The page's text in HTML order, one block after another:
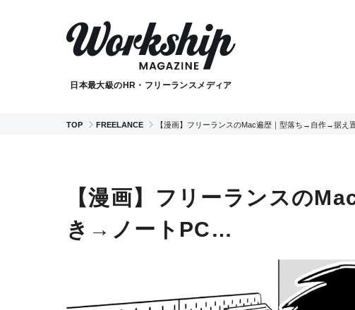
日本最大級のHR・フリーランスメディア
TOP FREELANCE 【漫画】フリーランスのMac遍歴｜型落ち→自作→据え
【漫画】フリーランスの
き→ノートPC…